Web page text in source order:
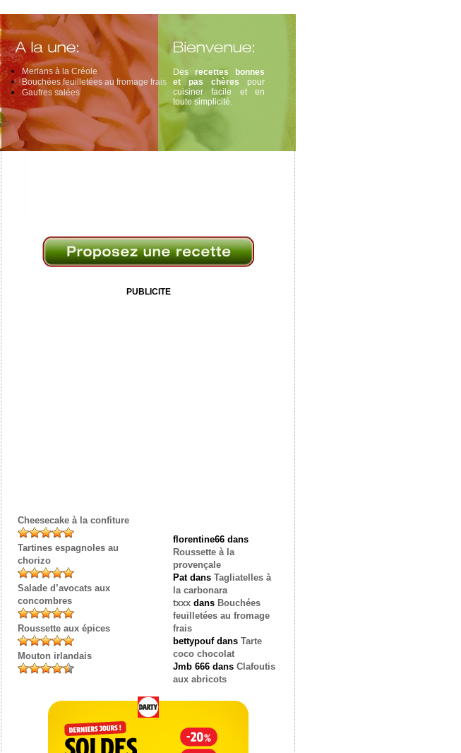
Des recettes bonnes
et pas chères pour
cuisiner facile et en
toute simplicité.
Merlans à la Créole
Bouchées feuilletées au fromage frais
Gaufres salées
PUBLICITE
Cheesecake à la confiture
Tartines espagnoles au
chorizo
Salade d’avocats aux
concombres
Roussette aux épices
Mouton irlandais
florentine66 dans
Roussette à la
provençale
Patdans Tagliatelles à
la carbonara
txxx dans Bouchées
feuilletées au fromage
frais
bettypoufdans Tarte
coco chocolat
Jmb 666 dans Clafoutis
aux abricots